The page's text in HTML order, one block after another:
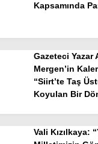
Kapsamında
Gazeteci Yazar
Mergen’in
“Siirt’te Taş
Koyulan Bir
Vali Kızılkaya: